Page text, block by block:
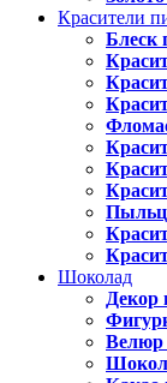
Красители
Блеск
Шоколад
Декор